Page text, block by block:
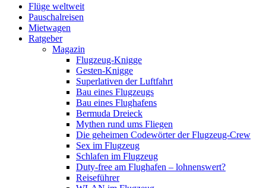
Flüge weltweit
Pauschalreisen
Mietwagen
Ratgeber
Magazin
Flugzeug-Knigge
Gesten-Knigge
Superlativen der Luftfahrt
Bau eines Flugzeugs
Bau eines Flughafens
Bermuda Dreieck
Mythen rund ums Fliegen
Die geheimen Codewörter der Flugzeug-Crew
Sex im Flugzeug
Schlafen im Flugzeug
Duty-free am Flughafen – lohnenswert?
Reiseführer